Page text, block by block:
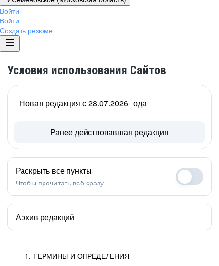
Войти
Войти
Создать резюме
Условия использования Сайтов
1. ТЕРМИНЫ И ОПРЕДЕЛЕНИЯ
Новая редакция с 28.07.2026 года
Ранее действовавшая редакция
Раскрыть все пункты
Чтобы прочитать всё сразу
Архив редакций